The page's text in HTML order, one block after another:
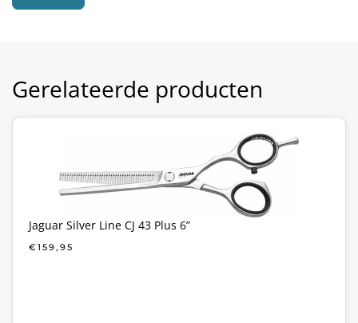
Gerelateerde producten
Jaguar Silver Line CJ 43 Plus 6”
€159,95